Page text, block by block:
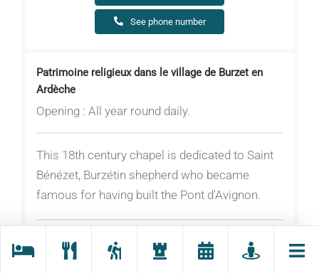
See phone number
Patrimoine religieux dans le village de Burzet en
Ardèche
Opening : All year round daily.
This 18th century chapel is dedicated to Saint
Bénézet, Burzétin shepherd who became
famous for having built the Pont d'Avignon.
Cette chapelle fut construite en 1727-1728 en
l’honneur de St Bénézet, au Villard, hameau de